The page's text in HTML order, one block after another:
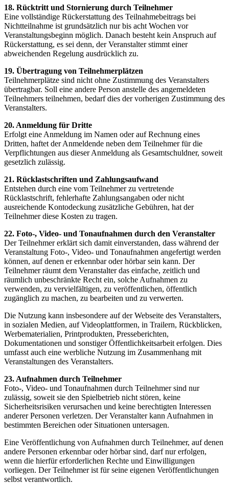
18. Rücktritt und Stornierung durch Teilnehmer
Eine vollständige Rückerstattung des Teilnahmebeitrags bei
Nichtteilnahme ist grundsätzlich nur bis acht Wochen vor
Veranstaltungsbeginn möglich. Danach besteht kein Anspruch auf
Rückerstattung, es sei denn, der Veranstalter stimmt einer
abweichenden Regelung ausdrücklich zu.
19. Übertragung von Teilnehmerplätzen
Teilnehmerplätze sind nicht ohne Zustimmung des Veranstalters
übertragbar. Soll eine andere Person anstelle des angemeldeten
Teilnehmers teilnehmen, bedarf dies der vorherigen Zustimmung des
Veranstalters.
20. Anmeldung für Dritte
Erfolgt eine Anmeldung im Namen oder auf Rechnung eines
Dritten, haftet der Anmeldende neben dem Teilnehmer für die
Verpflichtungen aus dieser Anmeldung als Gesamtschuldner, soweit
gesetzlich zulässig.
21. Rücklastschriften und Zahlungsaufwand
Entstehen durch eine vom Teilnehmer zu vertretende
Rücklastschrift, fehlerhafte Zahlungsangaben oder nicht
ausreichende Kontodeckung zusätzliche Gebühren, hat der
Teilnehmer diese Kosten zu tragen.
22. Foto-, Video- und Tonaufnahmen durch den Veranstalter
Der Teilnehmer erklärt sich damit einverstanden, dass während der
Veranstaltung Foto-, Video- und Tonaufnahmen angefertigt werden
können, auf denen er erkennbar oder hörbar sein kann. Der
Teilnehmer räumt dem Veranstalter das einfache, zeitlich und
räumlich unbeschränkte Recht ein, solche Aufnahmen zu
verwenden, zu vervielfältigen, zu veröffentlichen, öffentlich
zugänglich zu machen, zu bearbeiten und zu verwerten.
Die Nutzung kann insbesondere auf der Webseite des Veranstalters,
in sozialen Medien, auf Videoplattformen, in Trailern, Rückblicken,
Werbematerialien, Printprodukten, Presseberichten,
Dokumentationen und sonstiger Öffentlichkeitsarbeit erfolgen. Dies
umfasst auch eine werbliche Nutzung im Zusammenhang mit
Veranstaltungen des Veranstalters.
23. Aufnahmen durch Teilnehmer
Foto-, Video- und Tonaufnahmen durch Teilnehmer sind nur
zulässig, soweit sie den Spielbetrieb nicht stören, keine
Sicherheitsrisiken verursachen und keine berechtigten Interessen
anderer Personen verletzen. Der Veranstalter kann Aufnahmen in
bestimmten Bereichen oder Situationen untersagen.
Eine Veröffentlichung von Aufnahmen durch Teilnehmer, auf denen
andere Personen erkennbar oder hörbar sind, darf nur erfolgen,
wenn die hierfür erforderlichen Rechte und Einwilligungen
vorliegen. Der Teilnehmer ist für seine eigenen Veröffentlichungen
selbst verantwortlich.